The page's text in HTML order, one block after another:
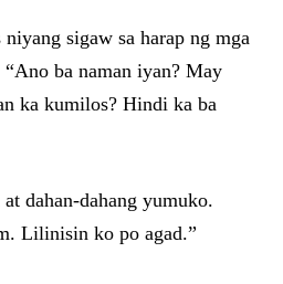
sigaw sa harap ng mga
ba naman iyan? May
ka kumilos? Hindi ka ba
dahan-dahang yumuko.
Lilinisin ko po agad.”